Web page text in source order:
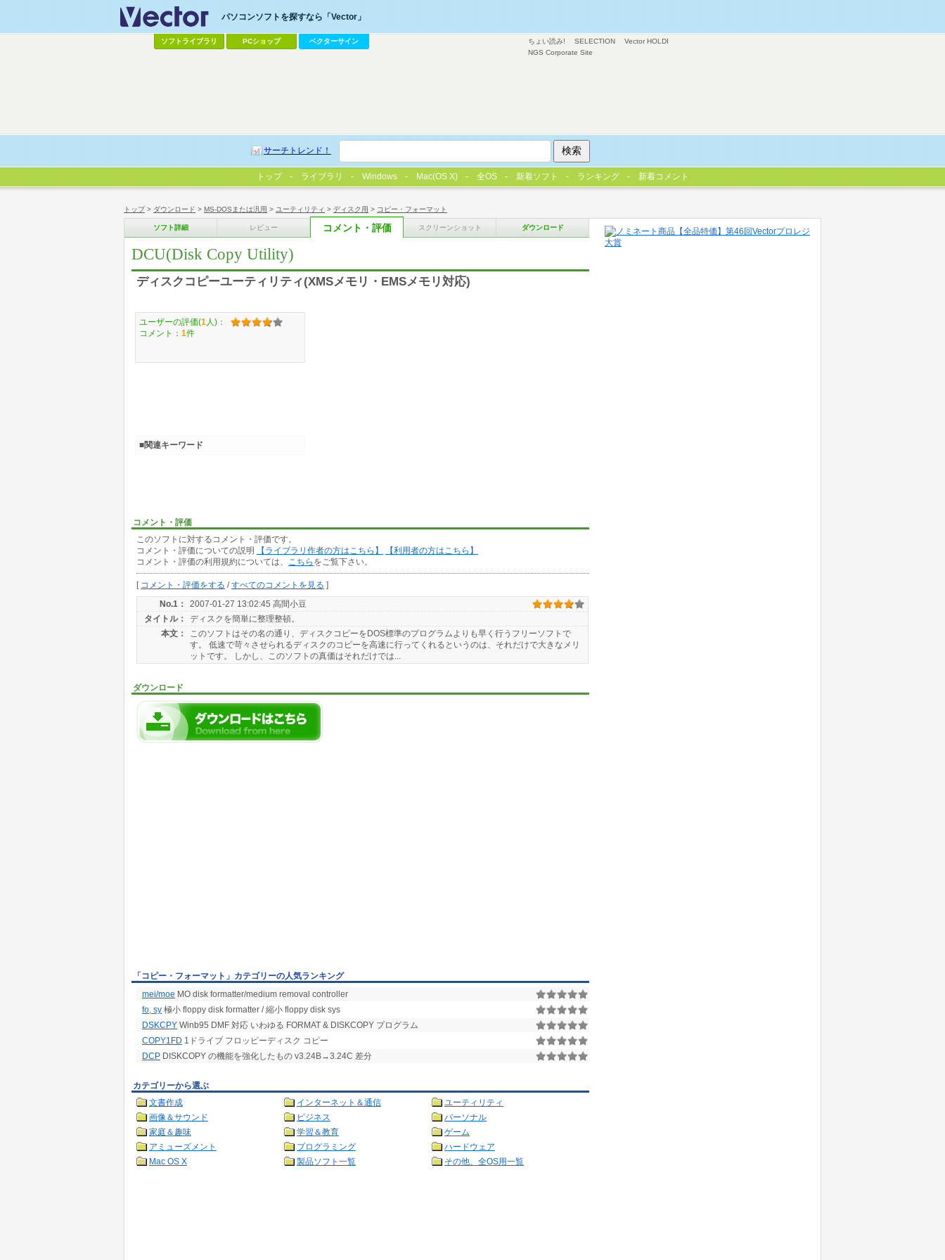
トップ> ダウンロード > MS-DOSまたは汎用 > ユーティリティ > ディスク用 > コピー・フォーマット
ソフト詳細 レビュー コメント・評価 スクリーンショット ダウンロード
DCU(Disk Copy Utility)
ディスクコピーユーティリティ(XMSメモリ・EMSメモリ対応)
コメント・評価
このソフトに対するコメント・評価です。
コメント・評価についての説明
【ライブラリ作者の方はこちら】
【利用者の方はこちら】
コメント・評価の利用規約については、
こちら をご覧下さい。
[ コメント・評価をする /すべてのコメントを見る ]
No.1：
2007-01-27 13:02:45 高間小豆
タイトル：
ディスクを簡単に整理整頓。
本文：
このソフトはその名の通り、ディスクコピーをDOS標準のプログラムよりも早く行うフリーソフトで
す。 低速で苛々させられるディスクのコピーを高速に行ってくれるというのは、それだけで大きなメリ
ットです。 しかし、このソフトの真価はそれだけでは...
ダウンロード
ユーザーの評価(1 人)：
コメント： 1件
■関連キーワード
「コピー・フォーマット」カテゴリーの人気ランキング
mei/moe MO disk formatter/medium removal controller
fo, sy 極小 floppy disk formatter / 縮小 floppy disk sys
DSKCPY Winb95 DMF 対応 いわゆる FORMAT & DISKCOPY プログラム
COPY1FD 1ドライブ フロッピーディスク コピー
DCP DISKCOPY の機能を強化したもの v3.24B→3.24C 差分
カテゴリーから選ぶ
文書作成
インターネット＆通信
ユーティリティ
画像＆サウンド
ビジネス
パーソナル
家庭＆趣味
学習＆教育
ゲーム
アミューズメント
プログラミング
ハードウェア
Mac OS X
製品ソフト一覧 その他、全OS用一覧
ちょい読み! SELECTION
Vector HOLDI
NGS Corporate Site
パソコンソフトを探すなら「Vector」
ソフトライブラリ PCショップ ベクターサイン
サーチトレンド！
トップ ライブラリ Windows Mac(OS X) 全OS 新着ソフト ランキング 新着コメント